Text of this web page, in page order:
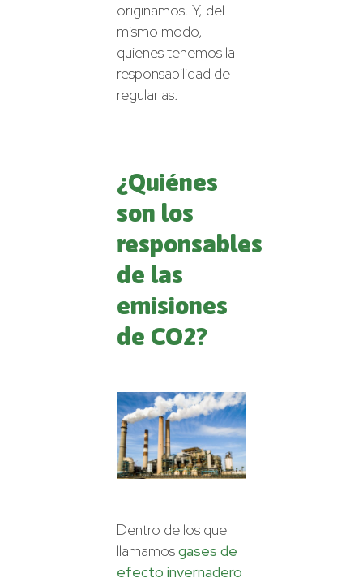
originamos. Y, del
mismo modo,
quienes tenemos la
responsabilidad de
regularlas.
¿Quiénes
son los
responsables
de las
emisiones
de CO2?
Dentro de los que
llamamosgases de
efecto invernadero